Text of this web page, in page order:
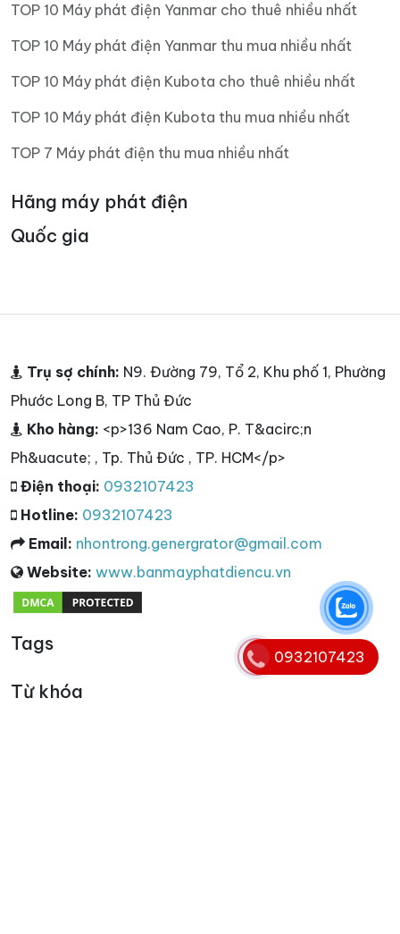
TOP 10 Máy phát điện Yanmar cho thuê nhiều nhất
TOP 10 Máy phát điện Yanmar thu mua nhiều nhất
TOP 10 Máy phát điện Kubota cho thuê nhiều nhất
TOP 10 Máy phát điện Kubota thu mua nhiều nhất
TOP 7 Máy phát điện thu mua nhiều nhất
Hãng máy phát điện
Quốc gia
Trụ sợ chính: N9. Đường 79, Tổ 2, Khu phố 1, Phường
Phước Long B, TP Thủ Đức
Kho hàng: <p>136 Nam Cao, P. T&acirc;n
Ph&uacute; , Tp. Thủ Đức , TP. HCM</p>
Điện thoại: 0932107423
Hotline: 0932107423
Email: nhontrong.genergrator@gmail.com
Website: www.banmayphatdiencu.vn
Tags
Từ khóa
0932107423